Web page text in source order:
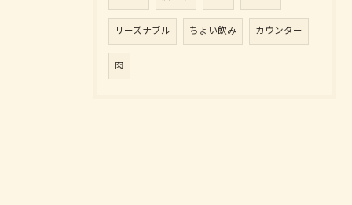
リーズナブル ちょい飲み カウンター
肉